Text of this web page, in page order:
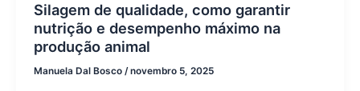
Silagem de qualidade, como garantir
nutrição e desempenho máximo na
produção animal
Manuela Dal Bosco /novembro 5, 2025